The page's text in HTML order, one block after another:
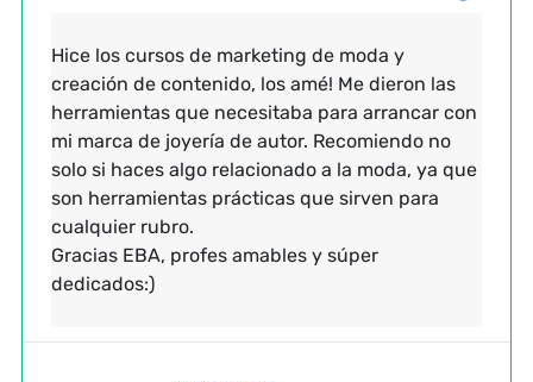
Hice los cursos de marketing de moda y
creación de contenido, los amé! Me dieron las
herramientas que necesitaba para arrancar con
mi marca de joyería de autor. Recomiendo no
solo si haces algo relacionado a la moda, ya que
son herramientas prácticas que sirven para
cualquier rubro.
Gracias EBA, profes amables y súper
dedicados:)